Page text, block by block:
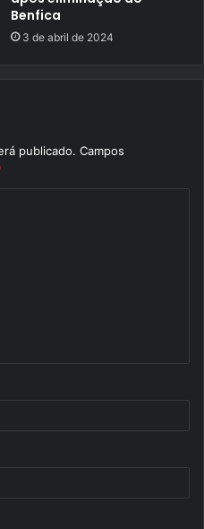
Benfica
3 de abril de 2024
publicado. Campos